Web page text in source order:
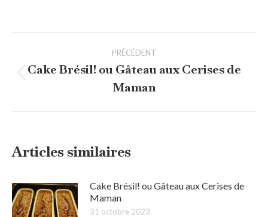
Navigation
article
PRÉCÉDENT
Article
précédent
Cake Brésil! ou Gâteau aux Cerises de
Maman
Articles similaires
Cake Brésil! ou Gâteau aux Cerises de
Maman
31 octobre 2023